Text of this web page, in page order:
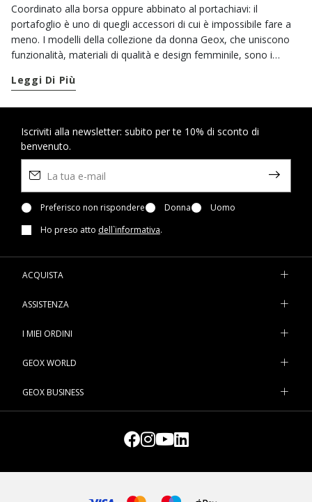
Coordinato alla borsa oppure abbinato al portachiavi: il
portafoglio è uno di quegli accessori di cui è impossibile fare a
meno. I modelli della collezione da donna Geox, che uniscono
funzionalità, materiali di qualità e design femminile, sono i
che trovi su geox.com sono proposti in varie dimensioni e sono
di più spazio, un portafoglio grande è la soluzione ideale. Grazie
a scomparti interni, portamonete e diverse fessure
portatessere, un portafoglio da donna in pelle di grandi
dimensioni è, infatti, l’accessorio perfetto per organizzare al
meglio tutti gli effetti personali. Tra gliaccessori da donnadella
collezione Geox trovi anche modelli più piccoli e compatti:
leggeri, pratici e perfetti quando vuoi uscire di casa con lo
stretto indispensabile. Che tu preferisca le varianti dai colori
vitaminici o voglia puntare sul classico portafoglio da donna
nero, sul nostro e-commerce hai diverse opzioni tra cui
da donnadella collezione Geox.
Leggi Di Più
Iscriviti alla newsletter: subito per te 10% di sconto di
benvenuto.
Preferisco non rispondere Donna
Uomo
Ho preso atto dell`informativa.
ACQUISTA
ASSISTENZA
I MIEI ORDINI
GEOX WORLD
GEOX BUSINESS